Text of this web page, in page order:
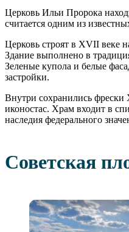
Церковь Ильи Пророка
считается одним из
Церковь строят в XVII веке
Здание выполнено в
Зеленые купола и белые
застройки.
Внутри сохранились
иконостас. Храм входит в
наследия федерального
Советская